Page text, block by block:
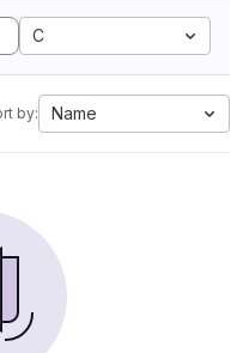
C
by: Name